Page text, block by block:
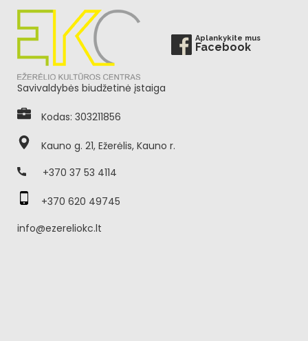
Aplankykite mus
Facebook
Savivaldybės biudžetinė įstaiga
Kodas: 303211856
Kauno g. 21, Ežerėlis, Kauno r.
+370 37 53 4114
+370 620 49745
info@ezereliokc.lt